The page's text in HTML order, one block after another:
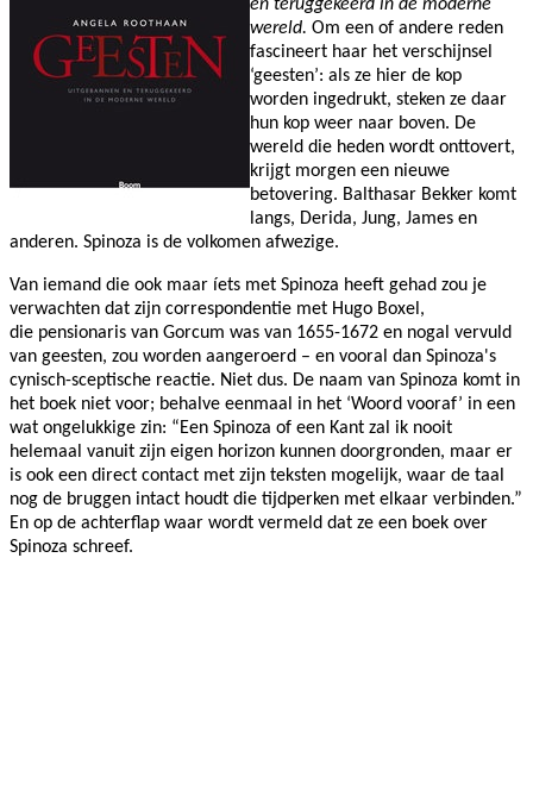
en teruggekeerd in de moderne
wereld. Om een of andere reden
fascineert haar het verschijnsel
‘geesten’: als ze hier de kop
worden ingedrukt, steken ze daar
hun kop weer naar boven. De
wereld die heden wordt onttovert,
krijgt morgen een nieuwe
betovering. Balthasar Bekker komt
langs, Derida, Jung, James en
anderen. Spinoza is de volkomen afwezige.
Van iemand die ook maar íets met Spinoza heeft gehad zou je
verwachten dat zijn correspondentie met Hugo Boxel,
die pensionaris van Gorcum was van 1655-1672 en nogal vervuld
van geesten, zou worden aangeroerd – en vooral dan Spinoza's
cynisch-sceptische reactie. Niet dus. De naam van Spinoza komt in
het boek niet voor; behalve eenmaal in het ‘Woord vooraf’ in een
wat ongelukkige zin: “Een Spinoza of een Kant zal ik nooit
helemaal vanuit zijn eigen horizon kunnen doorgronden, maar er
is ook een direct contact met zijn teksten mogelijk, waar de taal
nog de bruggen intact houdt die tijdperken met elkaar verbinden.”
En op de achterflap waar wordt vermeld dat ze een boek over
Spinoza schreef.